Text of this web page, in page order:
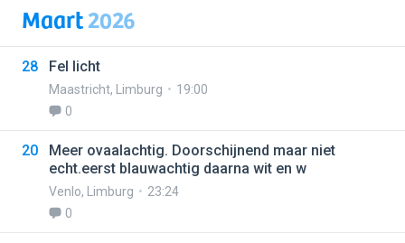
Maart2026
28 Fel licht
Maastricht, Limburg
19:00
0
20
Meer ovaalachtig. Doorschijnend maar niet
echt.eerst blauwachtig daarna wit en w
Venlo, Limburg
23:24
0